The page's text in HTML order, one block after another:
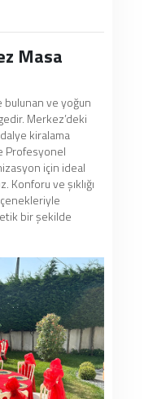
Masa
bulunan ve yoğun
Merkez’deki
kiralama
Profesyonel
için ideal
ve şıklığı
bir şekilde